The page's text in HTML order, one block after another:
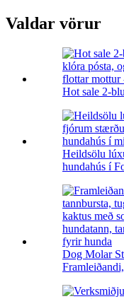
Valdar vörur
Hot sale 2-
Heildsölu
hundahús í
Dog Molar